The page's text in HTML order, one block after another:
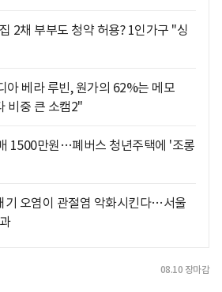
2채 부부도 청약 허용? 1인가구 "싱
아 베라 루빈, 원가의 62%는 메모
중 큰 소캠2"
1500만원…폐버스 청년주택에 '조롱
기 오염이 관절염 악화시킨다…서울
08.10 장마감